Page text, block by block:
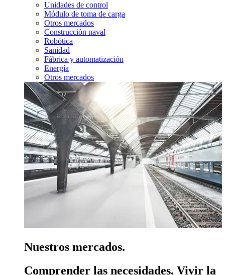
Unidades de control
Módulo de toma de carga
Otros mercados
Construcción naval
Robótica
Sanidad
Fábrica y automatización
Energía
Otros mercados
Nuestros mercados.
Comprender las necesidades. Vivir la